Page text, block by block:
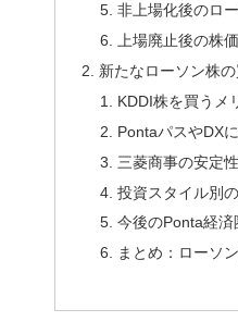
非上場化後のロ
上場廃止後の株
新たなローソン株
KDDI株を買うメ
PontaパスやDX
三菱商事の安定
投資スタイル別
今後のPonta経
まとめ：ローソ